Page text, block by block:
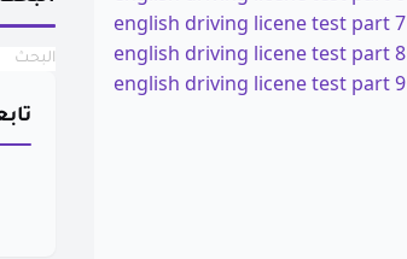
english driving licene test part 7
english driving licene test part 8
english driving licene test part 9